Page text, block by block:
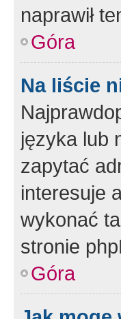
naprawił
Góra
Na liście
języka lub
zapytać
interesuje
wykonać
stronie
Góra